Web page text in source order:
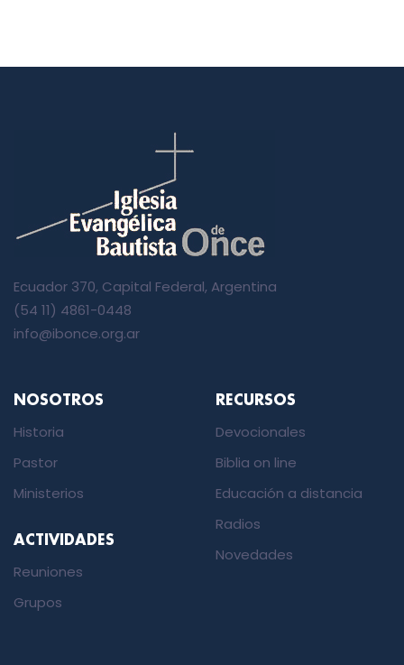
Ecuador 370, Capital Federal, Argentina
(54 11) 4861-0448
info@ibonce.org.ar
NOSOTROS
Historia
Pastor
Ministerios
ACTIVIDADES
Reuniones
Grupos
RECURSOS
Devocionales
Biblia on line
Educación a distancia
Radios
Novedades